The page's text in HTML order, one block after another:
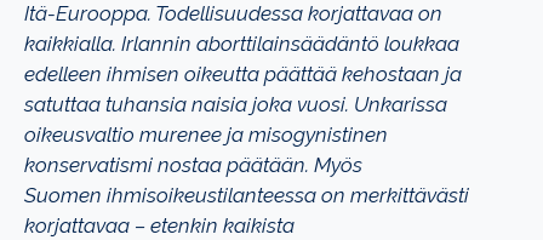
Itä-Eurooppa. Todellisuudessa korjattavaa on
kaikkialla. Irlannin aborttilainsäädäntö loukkaa
edelleen ihmisen oikeutta päättää kehostaan ja
satuttaa tuhansia naisia joka vuosi. Unkarissa
oikeusvaltio murenee ja misogynistinen
konservatismi nostaa päätään. Myös
Suomen ihmisoikeustilanteessa on merkittävästi
korjattavaa – etenkin kaikista